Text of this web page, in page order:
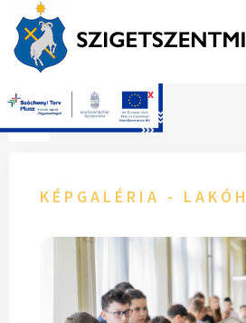
x
Főoldal
KÉPGALÉRIA -